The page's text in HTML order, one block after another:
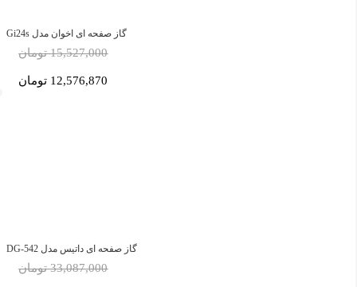
گاز صفحه ای اخوان مدل Gi24s
15,527,000 تومان
12,576,870 تومان
گاز صفحه ای داتیس مدل DG-542
33,087,000 تومان